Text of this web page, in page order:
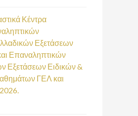
Κέντρα
Εξετάσεων
Επαναληπτικών
Εξετάσεων Ειδικών &
ΓΕΛ και